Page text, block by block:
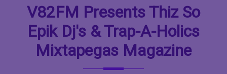
V82FM Presents Thiz So
Epik Dj's & Trap-A-Holics
Mixtapegas Magazine